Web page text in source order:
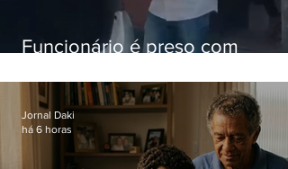
Funcionário é preso com
Hospital do Andaraí
Jornal Daki
há 6 horas